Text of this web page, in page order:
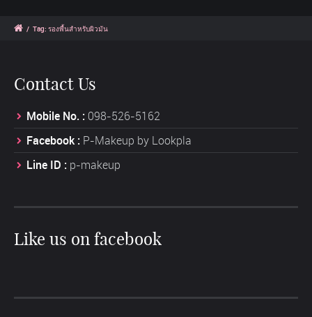
/ Tag: รองพื้นสำหรับผิวมัน
Contact Us
Mobile No. : 098-526-5162
Facebook : P-Makeup by Lookpla
Line ID : p-makeup
Like us on facebook